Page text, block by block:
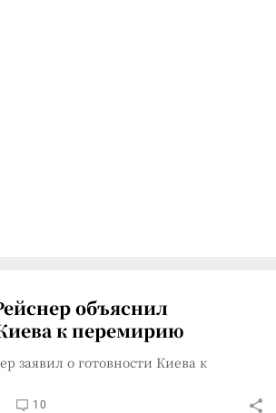
объяснил
к перемирию
заявил о готовности Киева к
10